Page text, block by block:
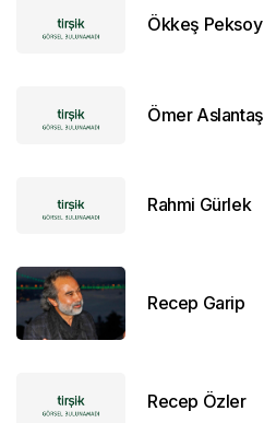
Ökkeş Peksoy
Ömer Aslantaş
Rahmi Gürlek
Recep Garip
Recep Özler